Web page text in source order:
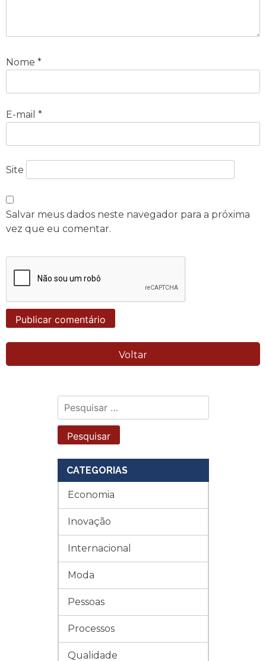
Pesquisar
por:
CATEGORIAS
Economia
Inovação
Internacional
Moda
Pessoas
Processos
Qualidade
Nome *
E-mail *
Site
Salvar meus dados neste navegador para a próxima
vez que eu comentar.
Voltar